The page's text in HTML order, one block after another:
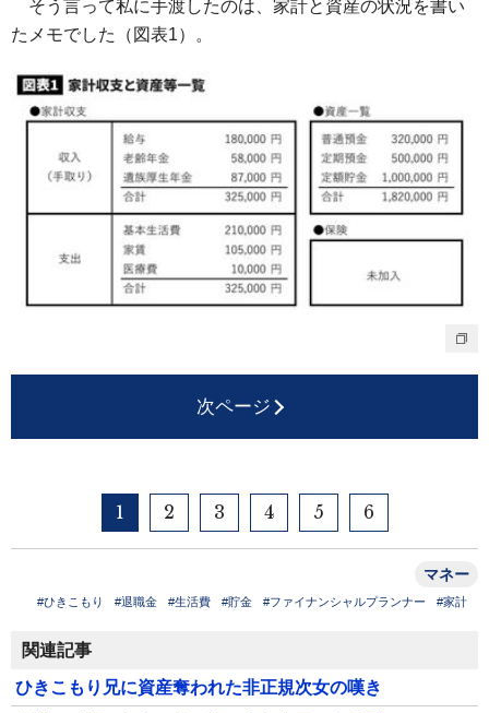
そう言って私に手渡したのは、家計と資産の状況を書い
たメモでした（図表1）。
次ページ
1 2 3 4 5 6
マネー
#ひきこもり #退職金 #生活費 #貯金 #ファイナンシャルプランナー #家計
関連記事
ひきこもり兄に資産奪われた非正規次女の嘆き